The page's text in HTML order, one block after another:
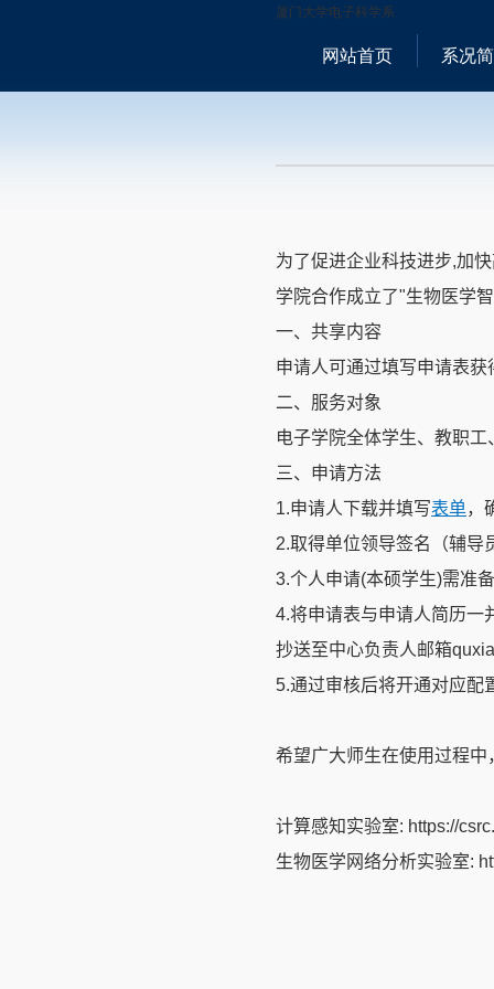
厦门大学电子科学系
网站首页 系况
为了促进企业科技进步,加
学院合作成立了"生物医学
一、共享内容
申请人可通过填写申请表
二、服务对象
电子学院全体学生、教职
三、申请方法
1.申请人下载并填写表单，
2.取得单位领导签名（辅导
3.个人申请(本硕学生)需准
4.将申请表与申请人简历一
抄送至中心负责人邮箱
5.通过审核后将开通对应配
希望广大师生在使用过程
计算感知实验室: https://
生物医学网络分析实验室: